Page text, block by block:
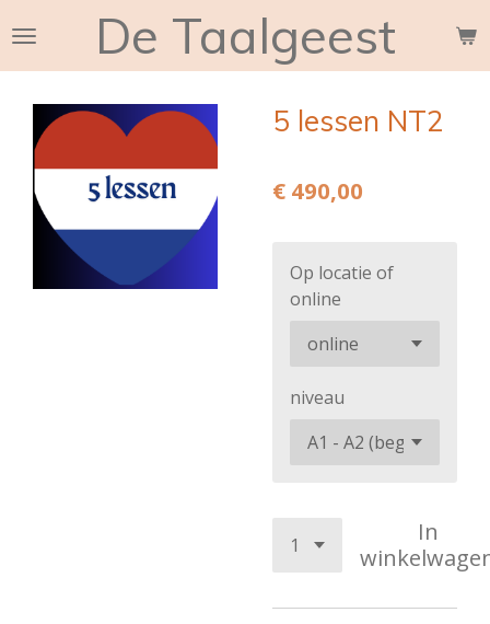
direct
naar
hoofdinhoud
De Taalgeest
5 lessen NT2
€ 490,00
Op locatie of
online
niveau
In